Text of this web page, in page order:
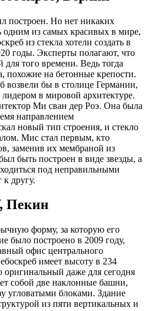
построен. Но нет никаких
одним из самых красивых в мире,
из стекла хотели создать в
годы. Эксперты полагают, что
для того времени. Ведь тогда
похожие на бетонные крепости.
возвели бы в столице Германии,
в мировой архитектуре.
Ми сван дер Роэ. Она была
направлением
новый тип строения, и стекло
Мис стал первым, кто
заменив их мембраной из
быть построен в виде звезды, а
под неправильными
другу.
Пекин
форму, за которую его
было построено в 2009 году,
офис центрального
имеет высоту в 234
оригинальный даже для сегодня
собой две наклонные башни,
угловатыми блоками. Здание
из пяти вертикальных и